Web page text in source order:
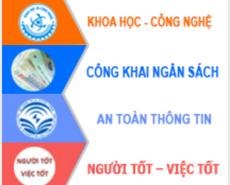
Phó Chủ tịch Thường trực UBND tỉnh
Hồ Thị Nguyên Thảo làm việc tại Trung
tâm Phục vụ hành chính công xã Ea
Xây dựng nền hành chính số đồng
hành cùng nông dân dân, doanh nghiệp
Giai đoạn 2026-2030, Đắk Lắk phấn
đấu có 77% xã đạt chuẩn nông thôn
mới
Chuyển đổi số 'mở đường' cho nông
nghiệp Đắk Lắk tăng trưởng bứt phá
Triển khai đồng bộ đo đạc, lập hồ sơ
địa chính, hoàn thiện cơ sở dữ liệu đất
Ứng dụng sinh trắc học - Bước tiến
trong hành trình chuyển đổi số tại Đắk
Lắk